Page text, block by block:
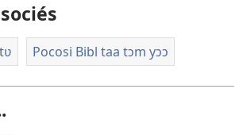
Pocosi Bibl taa tɔm yɔɔ